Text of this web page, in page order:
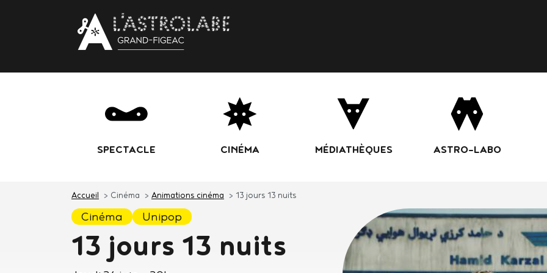
principal
Body
SPECTACLE CINÉMA MÉDIATHÈQUES ASTRO-LABO
Accueil Cinéma Animations cinéma 13 jours 13 nuits
cinéma unipop
13 jours 13 nuits